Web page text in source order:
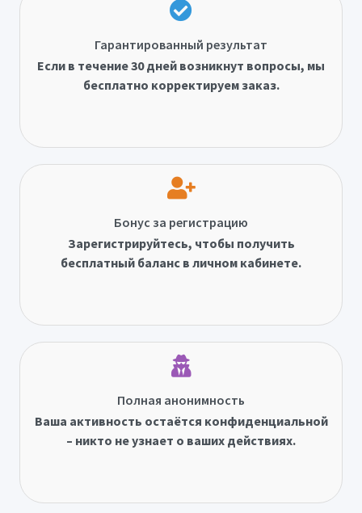
Гарантированный результат
Если в течение 30 дней возникнут вопросы, мы
бесплатно корректируем заказ.
Бонус за регистрацию
Зарегистрируйтесь, чтобы получить
бесплатный баланс в личном кабинете.
Полная анонимность
Ваша активность остаётся конфиденциальной
– никто не узнает о ваших действиях.